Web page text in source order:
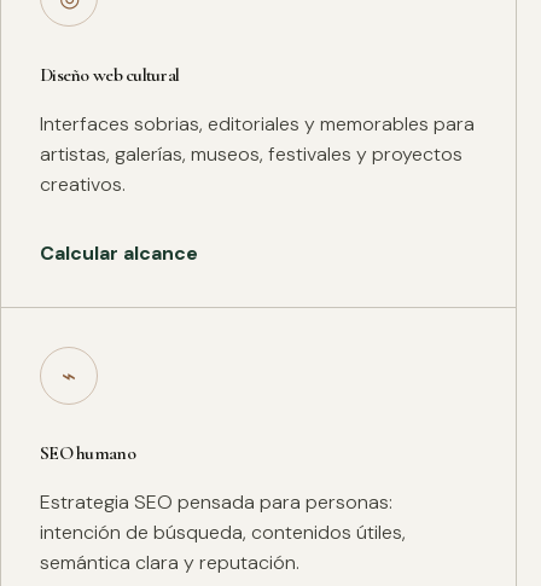
Diseño web cultural
Interfaces sobrias, editoriales y memorables para
artistas, galerías, museos, festivales y proyectos
creativos.
Calcular alcance
⌁
SEO humano
Estrategia SEO pensada para personas:
intención de búsqueda, contenidos útiles,
semántica clara y reputación.